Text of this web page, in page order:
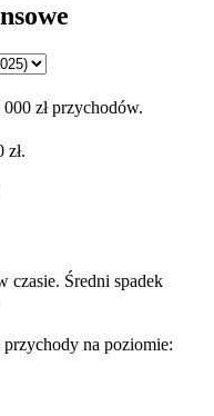
zł przychodów.
zł.
czasie. Średni spadek
przychody na poziomie: